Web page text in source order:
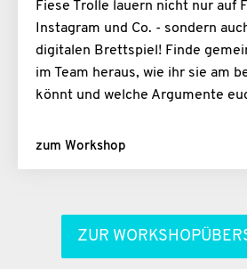
Fiese Trolle lauern nicht nur auf
Instagram und Co. - sondern
digitalen Brettspiel! Finde
im Team heraus, wie ihr sie am
könnt und welche Argumente
zum Workshop
ZUR